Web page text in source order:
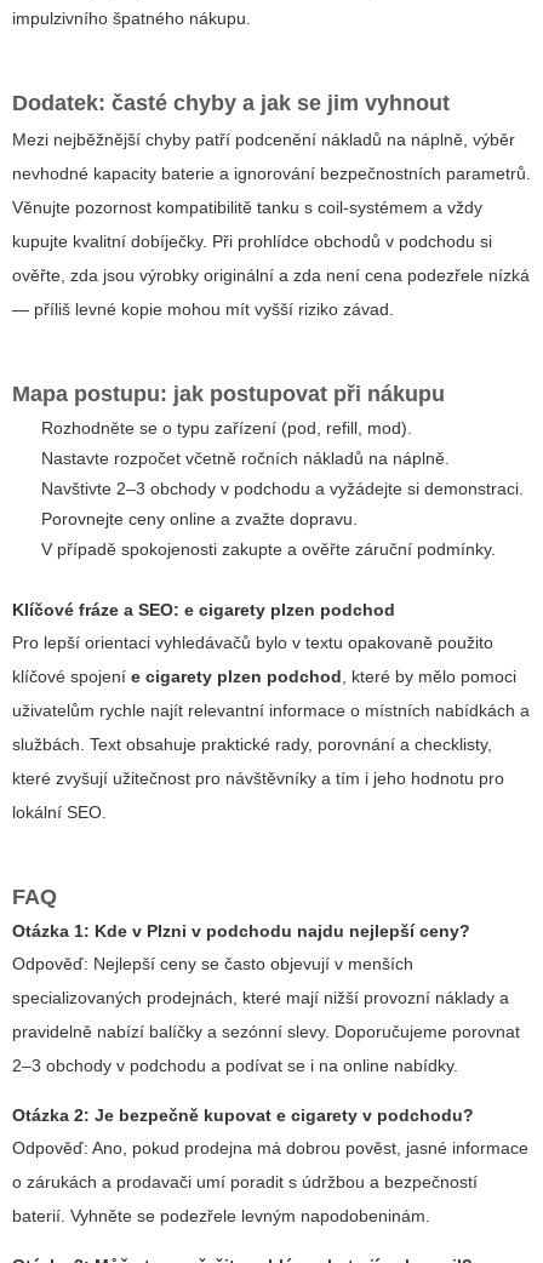
impulzivního špatného nákupu.
Dodatek: časté chyby a jak se jim vyhnout
Mezi nejběžnější chyby patří podcenění nákladů na náplně, výběr
nevhodné kapacity baterie a ignorování bezpečnostních parametrů.
Věnujte pozornost kompatibilitě tanku s coil-systémem a vždy
kupujte kvalitní dobíječky. Při prohlídce obchodů v podchodu si
ověřte, zda jsou výrobky originální a zda není cena podezřele nízká
— příliš levné kopie mohou mít vyšší riziko závad.
Mapa postupu: jak postupovat při nákupu
Rozhodněte se o typu zařízení (pod, refill, mod).
Nastavte rozpočet včetně ročních nákladů na náplně.
Navštivte 2–3 obchody v podchodu a vyžádejte si demonstraci.
Porovnejte ceny online a zvažte dopravu.
V případě spokojenosti zakupte a ověřte záruční podmínky.
Klíčové fráze a SEO: e cigarety plzen podchod
Pro lepší orientaci vyhledávačů bylo v textu opakovaně použito
klíčové spojení e cigarety plzen podchod , které by mělo pomoci
uživatelům rychle najít relevantní informace o místních nabídkách a
službách. Text obsahuje praktické rady, porovnání a checklisty,
které zvyšují užitečnost pro návštěvníky a tím i jeho hodnotu pro
lokální SEO.
FAQ
Otázka 1: Kde v Plzni v podchodu najdu nejlepší ceny?
Odpověď: Nejlepší ceny se často objevují v menších
specializovaných prodejnách, které mají nižší provozní náklady a
pravidelně nabízí balíčky a sezónní slevy. Doporučujeme porovnat
2–3 obchody v podchodu a podívat se i na online nabídky.
Otázka 2: Je bezpečně kupovat e cigarety v podchodu?
Odpověď: Ano, pokud prodejna má dobrou pověst, jasné informace
o zárukách a prodavači umí poradit s údržbou a bezpečností
baterií. Vyhněte se podezřele levným napodobeninám.